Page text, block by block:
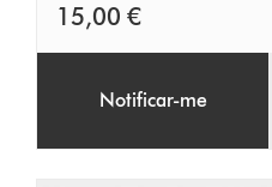
15,00 €
Notificar-me